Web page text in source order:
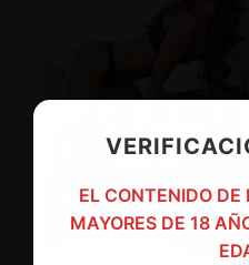
EL CONTENIDO DE
MAYORES DE 18